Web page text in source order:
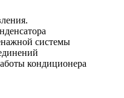
системы
кондиционера